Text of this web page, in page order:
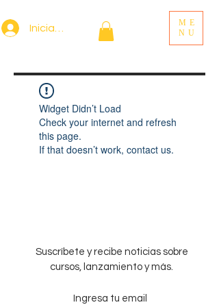
Iniciar sesión
ME
NU
Widget Didn’t Load
Check your internet and refresh
this page.
If that doesn’t work, contact us.
Suscríbete y recibe noticias sobre
cursos, lanzamiento y más.